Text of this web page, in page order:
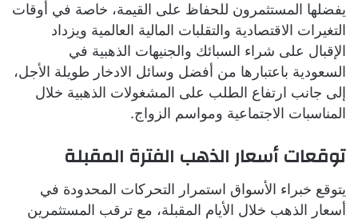
يفضلها المستثمرون للحفاظ على القيمة، خاصة في أوقات
التغيرات الاقتصادية والتقلبات المالية العالمية ويزداد
الإقبال على شراء السبائك والجنيهات الذهبية في
السعودية باعتبارها من أفضل وسائل الادخار طويلة الأجل،
إلى جانب ارتفاع الطلب على المشغولات الذهبية خلال
المناسبات الاجتماعية ومواسم الزواج.
توقعات أسعار الذهب الفترة المقبلة
يتوقع خبراء الأسواق استمرار التحركات المحدودة في
أسعار الذهب خلال الأيام المقبلة، مع ترقب المستثمرين